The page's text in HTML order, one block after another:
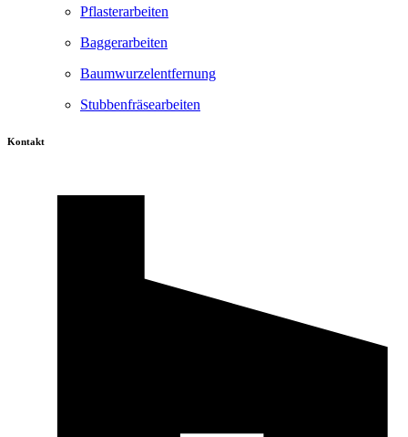
Pflasterarbeiten
Baggerarbeiten
Baumwurzelentfernung
Stubbenfräsearbeiten
Kontakt